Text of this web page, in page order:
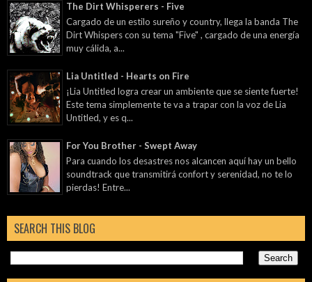
The Dirt Whisperers - Five
Cargado de un estilo sureño y country, llega la banda The
Dirt Whispers con su tema "Five" , cargado de una energía
muy cálida, a...
Lia Untitled - Hearts on Fire
¡Lia Untitled logra crear un ambiente que se siente fuerte!
Este tema simplemente te va a trapar con la voz de Lia
Untitled, y es q...
For You Brother - Swept Away
Para cuando los desastres nos alcancen aquí hay un bello
soundtrack que transmitirá confort y serenidad, no te lo
pierdas! Entre...
SEARCH THIS BLOG